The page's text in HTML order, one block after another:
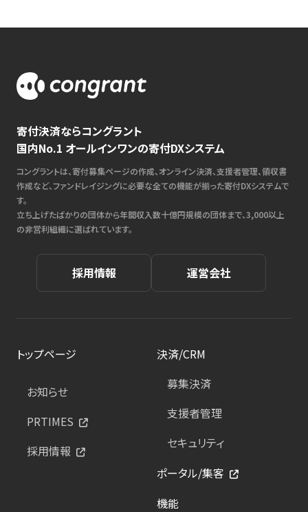
寄付決済ならコングラント
国内No.1 オールインワンの寄付DXシステム
コングラントは、寄付募集ページの作成、オンライン決済、支援者管理、領収書
作成など、ファンドレイジングに必要な全ての機能が揃った寄付DXシステムで
す。
立ち上げたばかりの団体から年間収入数十億円規模の団体まで、3,000以上
の非営利組織に選ばれています。
採用情報 運営会社
トップページ
お知らせ
PRTIMES
採用情報
決済/CRM
募集決済
支援者管理
セキュリティ
ポータル/集客
機能